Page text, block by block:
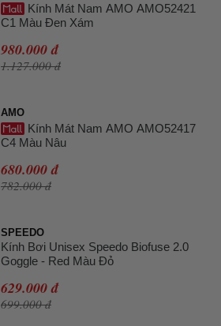
Kính Mát Nam AMO AMO52421
C1 Màu Đen Xám
980.000 đ
1.127.000 đ
AMO
Kính Mát Nam AMO AMO52417
C4 Màu Nâu
680.000 đ
782.000 đ
SPEEDO
Kính Bơi Unisex Speedo Biofuse 2.0
Goggle - Red Màu Đỏ
629.000 đ
699.000 đ